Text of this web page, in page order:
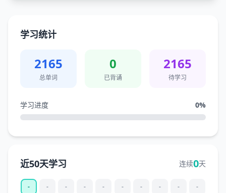
学习统计
2165
总单词
0
已背诵
2165
待学习
学习进度 0%
近50天学习 连续0天
- - - - - - - - - -